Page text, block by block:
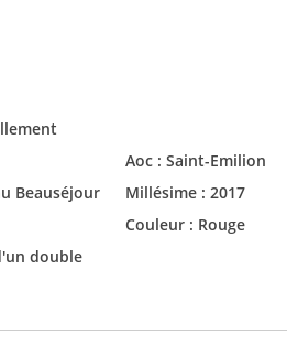
Aoc : Saint-Emilion
Beauséjour Millésime : 2017
Couleur : Rouge
double